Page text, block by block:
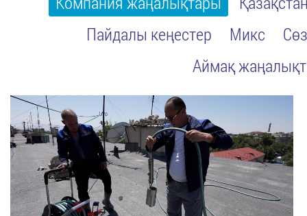
Пайдалы кеңестер
Микс
Аймақ